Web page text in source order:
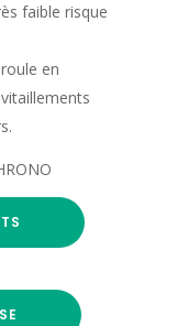
faible risque
en